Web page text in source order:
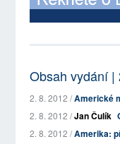
Obsah vydání |
2. 8. 2012 /Americké
2. 8. 2012 /Jan Čulík
2. 8. 2012 /Amerika: